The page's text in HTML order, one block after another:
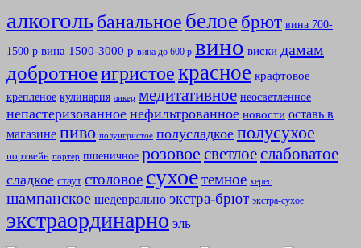
алкогольбанальное белое брют вина 700-
1500 р вина 1500-3000 р вина до 600 р вино виски дамам
добротноеигристоекрасное крафтовое
крепленое кулинария ликер медитативное неосветленное
непастеризованное нефильтрованное новости оставь в
магазине пиво полуигристое полусладкое полусухое
портвейн портер пшеничное розовое светлоеслабоватое
сладкое стаут столовое сухоетемное херес
шампанское шедеврально экстра-брют экстра-сухое
экстраординарно эль